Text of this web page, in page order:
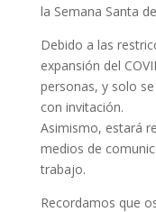
la Semana Santa
Debido a las
expansión del
personas, y solo
con invitación.
Asimismo, estará
medios de
trabajo.
Recordamos que